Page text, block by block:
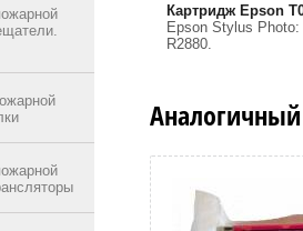
Картридж Epson
Epson Stylus Photo:
R2880.